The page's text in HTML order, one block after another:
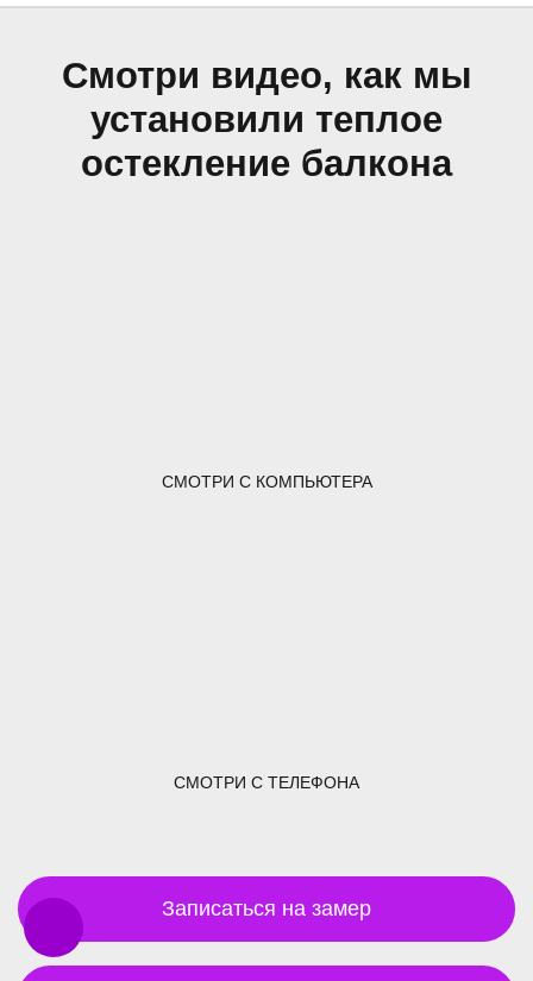
Смотри видео, как мы
установили теплое
остекление балкона
СМОТРИ С КОМПЬЮТЕРА
СМОТРИ С ТЕЛЕФОНА
Записаться на замер